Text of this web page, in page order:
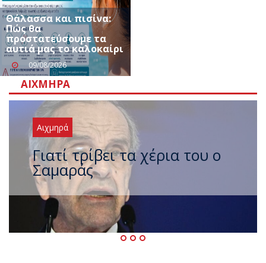
Θάλασσα και πισίνα:
Πώς θα
προστατεύσουμε τα
αυτιά μας το καλοκαίρι
09/08/2026
ΑΙΧΜΗΡΆ
Αιχμηρά
Ξαναχτύπησαν